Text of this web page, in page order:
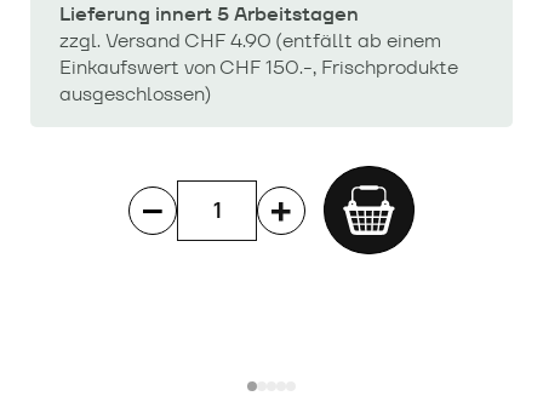
Lieferung innert 5 Arbeitstagen
zzgl. Versand CHF 4.90 (entfällt ab einem
Einkaufswert von CHF 150.-, Frischprodukte
ausgeschlossen)
Add